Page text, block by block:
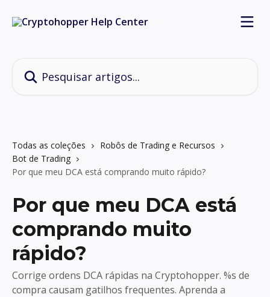
Todas as coleções
Robôs de Trading e Recursos
Bot de Trading
Por que meu DCA está comprando muito rápido?
Por que meu DCA está
comprando muito
rápido?
Corrige ordens DCA rápidas na Cryptohopper. %s de
compra causam gatilhos frequentes. Aprenda a